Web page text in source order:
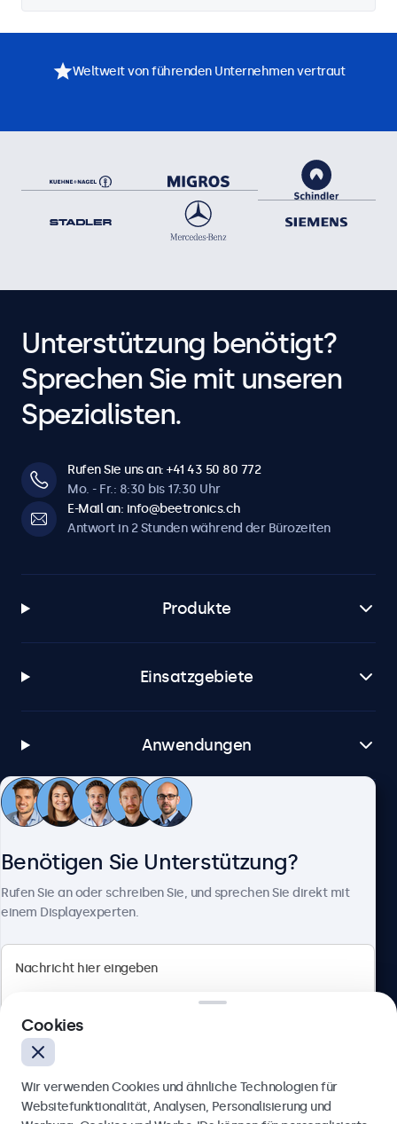
Weltweit von führenden Unternehmen vertraut
Unterstützung benötigt?
Sprechen Sie mit unseren
Spezialisten.
Rufen Sie uns an: +41 43 50 80 772
Mo. - Fr.: 8:30 bis 17:30 Uhr
E-Mail an: info@beetronics.ch
Antwort in 2 Stunden während der Bürozeiten
Produkte
Einsatzgebiete
Anwendungen
Kundenservice
Badenerstrasse 549, 8048 Zürich, Schweiz
Deutsch
Benötigen Sie Unterstützung?
Rufen Sie an oder schreiben Sie, und sprechen Sie direkt mit
einem Displayexperten.
Cookies
Wir verwenden Cookies und ähnliche Technologien für
Websitefunktionalität, Analysen, Personalisierung und